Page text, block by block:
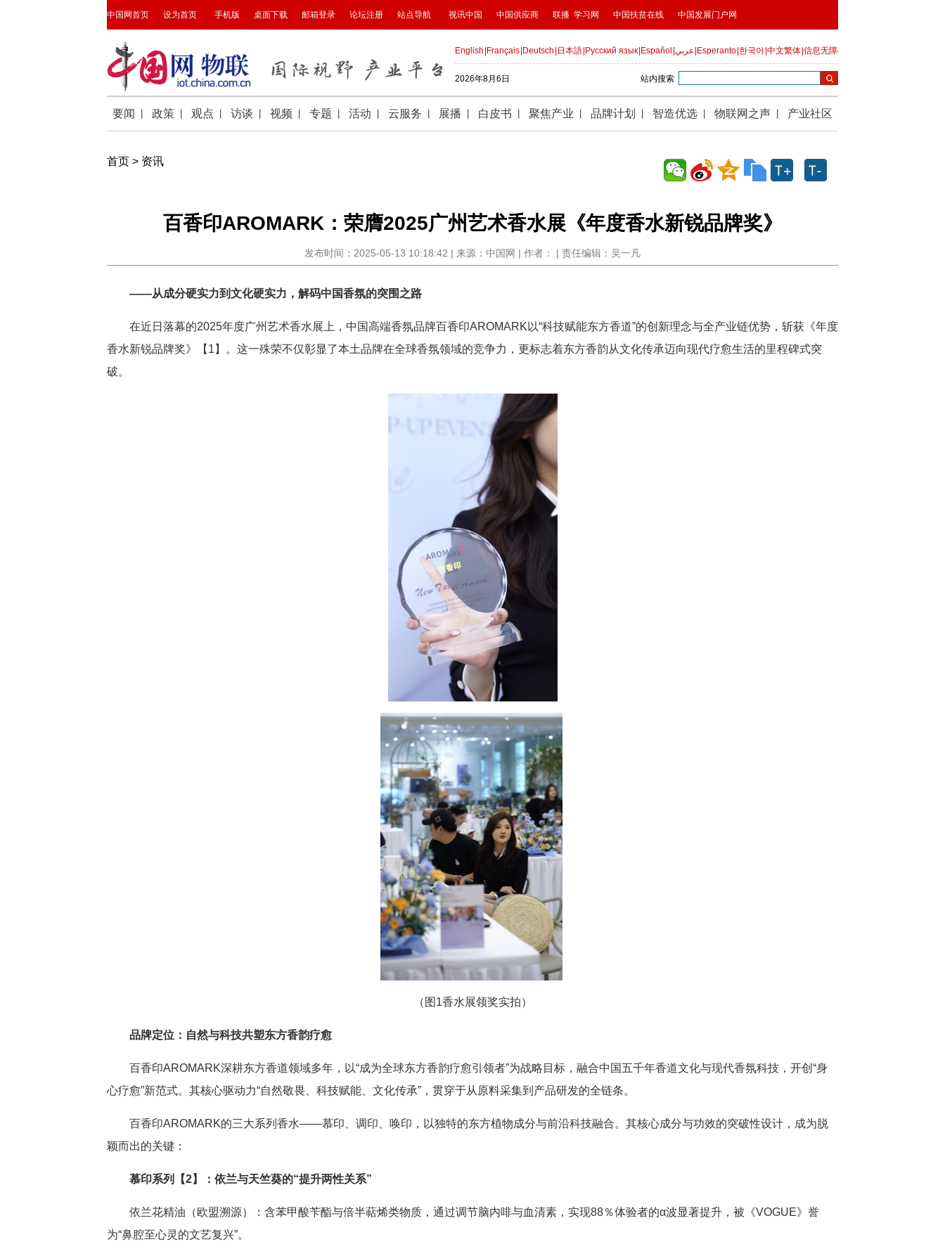
首页 > 资讯
百香印AROMARK：荣膺2025广州艺术香水展《年度香水新锐品牌奖》
发布时间：2025-05-13 10:18:42 | 来源：中国网 | 作者： | 责任编辑：吴一凡
——从成分硬实力到文化硬实力，解码中国香氛的突围之路
在近日落幕的2025年度广州艺术香水展上，中国高端香氛品牌百香印AROMARK以“科技赋能东方香道”的创新理念与全产业链优势，斩获《年度
香水新锐品牌奖》【1】。这一殊荣不仅彰显了本土品牌在全球香氛领域的竞争力，更标志着东方香韵从文化传承迈向现代疗愈生活的里程碑式突
破。
（图1香水展领奖实拍）
品牌定位：自然与科技共塑东方香韵疗愈
百香印AROMARK深耕东方香道领域多年，以“成为全球东方香韵疗愈引领者”为战略目标，融合中国五千年香道文化与现代香氛科技，开创“身
心疗愈”新范式。其核心驱动力“自然敬畏、科技赋能、文化传承”，贯穿于从原料采集到产品研发的全链条。
百香印AROMARK的三大系列香水——慕印、调印、唤印，以独特的东方植物成分与前沿科技融合。其核心成分与功效的突破性设计，成为脱
颖而出的关键：
慕印系列【2】：依兰与天竺葵的“提升两性关系”
依兰花精油（欧盟溯源）：含苯甲酸苄酯与倍半萜烯类物质，通过调节脑内啡与血清素，实现88％体验者的α波显著提升，被《VOGUE》誉
为“鼻腔至心灵的文艺复兴”。